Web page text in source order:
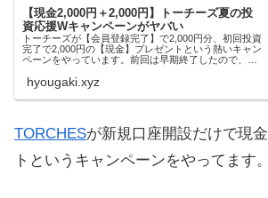
【現金2,000円＋2,000円】トーチーズ夏の投
資応援Wキャンペーンがヤバい
トーチーズが【会員登録完了】で2,000円分、初回投資
完了で2,000円の【現金】プレゼントという熱いキャン
ペーンをやっています。前回は早期終了したので、使
hyougaki.xyz
TORCHESが新規口座開設だけで現
トというキャンペーンをやってます。